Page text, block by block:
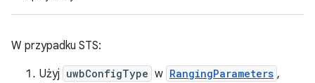
W przypadku STS:
Użyj uwbConfigType w RangingParameters ,